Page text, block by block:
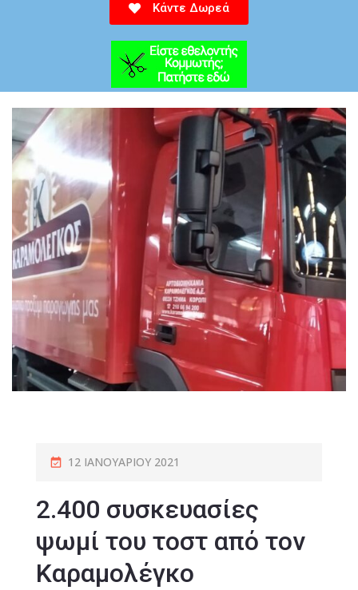
Κάντε Δωρεά
12 ΙΑΝΟΥΑΡΊΟΥ 2021
2.400 συσκευασίες
ψωμί του τοστ από τον
Καραμολέγκο